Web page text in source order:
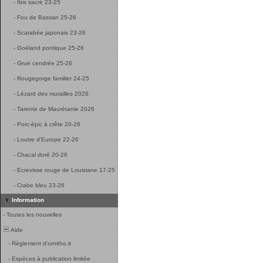
- Ibis sacré 23-25
- Fou de Bassan 25-26
- Scarabée japonais 23-26
- Goéland pontique 25-26
- Grue cendrée 25-26
- Rougegorge familier 24-25
- Lézard des murailles 2026
- Tarente de Maurétanie 2026
- Porc-épic à crête 20-26
- Loutre d'Europe 22-26
- Chacal doré 20-26
- Ecrevisse rouge de Louisiane 17-25
- Crabe bleu 23-26
Information
- Toutes les nouvelles
Aide
- Réglement d'ornitho.it
- Espèces à publication limitée